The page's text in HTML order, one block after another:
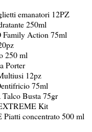
emanatori 12PZ
250ml
Action 75ml
250 ml
12pz
75ml
Busta 75gr
Kit
concentrato 500 ml